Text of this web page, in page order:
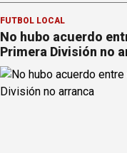
FÚTBOL LOCAL
No hubo acuerdo
Primera División no